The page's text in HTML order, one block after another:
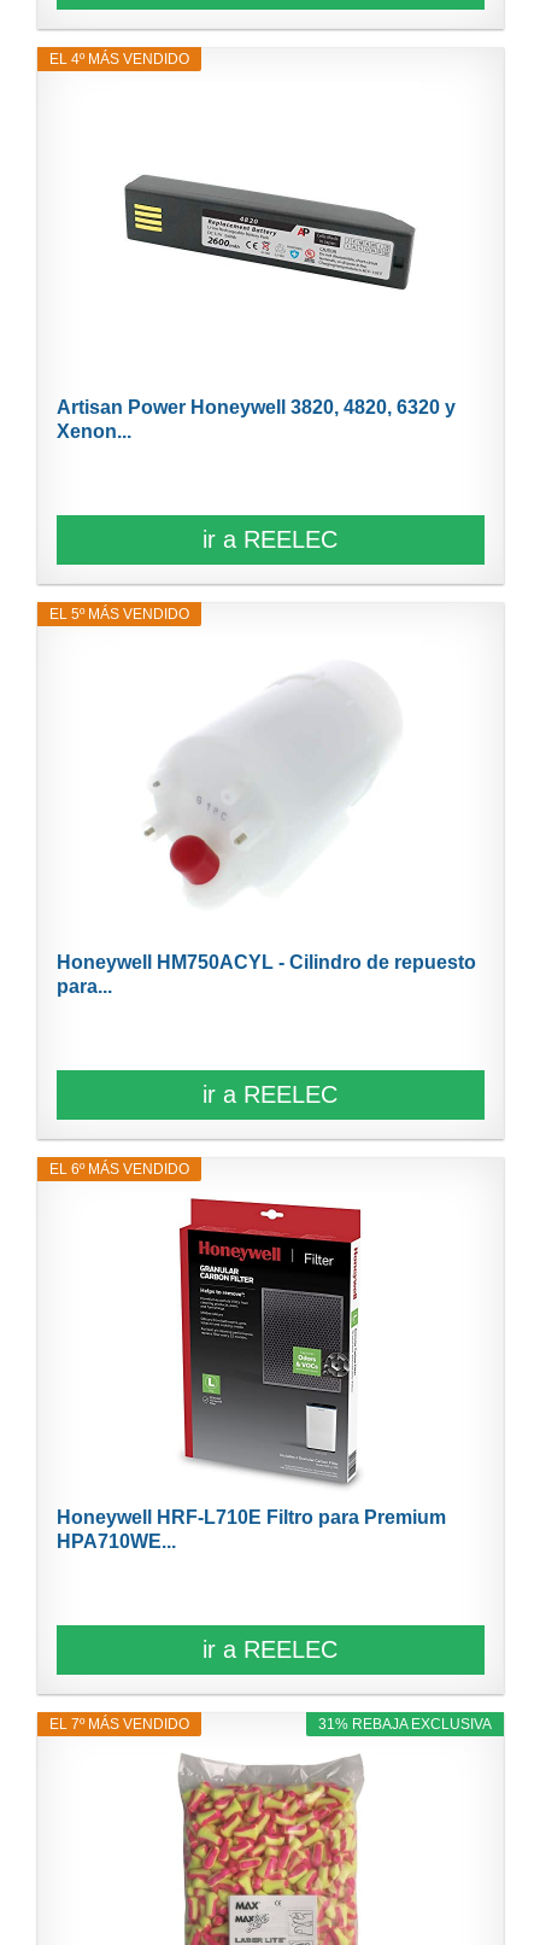
EL 4º MÁS VENDIDO
Artisan Power Honeywell 3820, 4820, 6320 y
Xenon...
ir a REELEC
EL 5º MÁS VENDIDO
Honeywell HM750ACYL - Cilindro de repuesto
para...
ir a REELEC
EL 6º MÁS VENDIDO
Honeywell HRF-L710E Filtro para Premium
HPA710WE...
ir a REELEC
31% REBAJA EXCLUSIVA
EL 7º MÁS VENDIDO